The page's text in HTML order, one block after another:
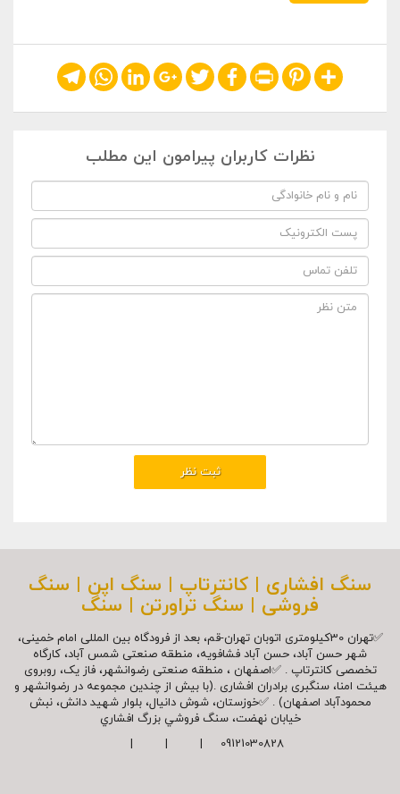
Share
Pinterest
Print
Facebook
Twitter
Google+
LinkedIn
WhatsApp
Telegram
نظرات کاربران پیرامون این مطلب
سنگ افشاری | کانترتاپ | سنگ اپن | سنگ
فروشی | سنگ تراورتن | سنگ
✅تهران 30کیلومتری اتوبان تهران-قم، بعد از فرودگاه بین المللی امام خمینی،
شهر حسن آباد، حسن آباد فشافویه، منطقه صنعتی شمس آباد، کارگاه
تخصصی کانترتاپ . ✅اصفهان ، منطقه صنعتی رضوانشهر، فاز یک، روبروی
هیئت امنا، سنگبری برادران افشاری .(با بیش از چندین مجموعه در رضوانشهر و
محمودآباد اصفهان) . ✅خوزستان، شوش دانیال، بلوار شهيد دانش، نبش
خیابان نهضت، سنگ فروشي بزرگ افشاري
09121030828 | | |